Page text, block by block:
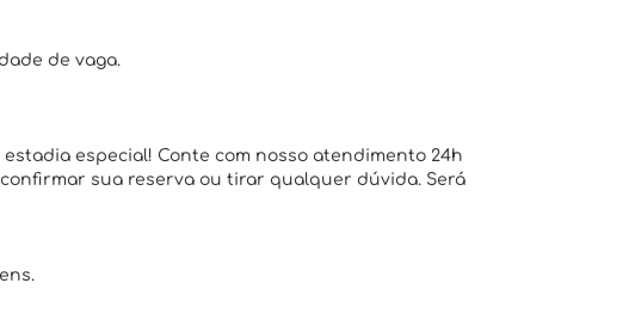
de vaga.
especial! Conte com nosso atendimento 24h
sua reserva ou tirar qualquer dúvida. Será